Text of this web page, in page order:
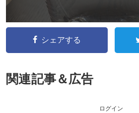
シェアする
関連記事＆広告
ログイン